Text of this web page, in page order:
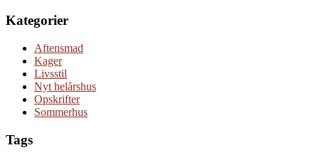
Kategorier
Aftensmad
Kager
Livsstil
Nyt helårshus
Opskrifter
Sommerhus
Tags